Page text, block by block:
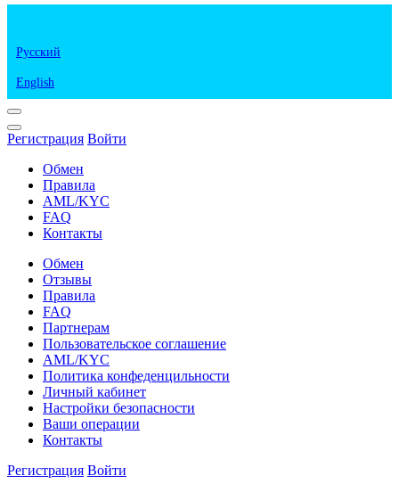
Русский
English
Регистрация Войти
Обмен
Правила
AML/KYC
FAQ
Контакты
Обмен
Отзывы
Правила
FAQ
Партнерам
Пользовательское соглашение
AML/KYC
Политика конфеденцильности
Личный кабинет
Настройки безопасности
Ваши операции
Контакты
Регистрация Войти